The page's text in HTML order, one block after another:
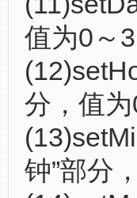
值为0～
分，值为
钟”部分